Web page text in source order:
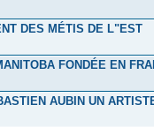
DES MÉTIS DE L"EST
FONDÉE EN
AUBIN UN